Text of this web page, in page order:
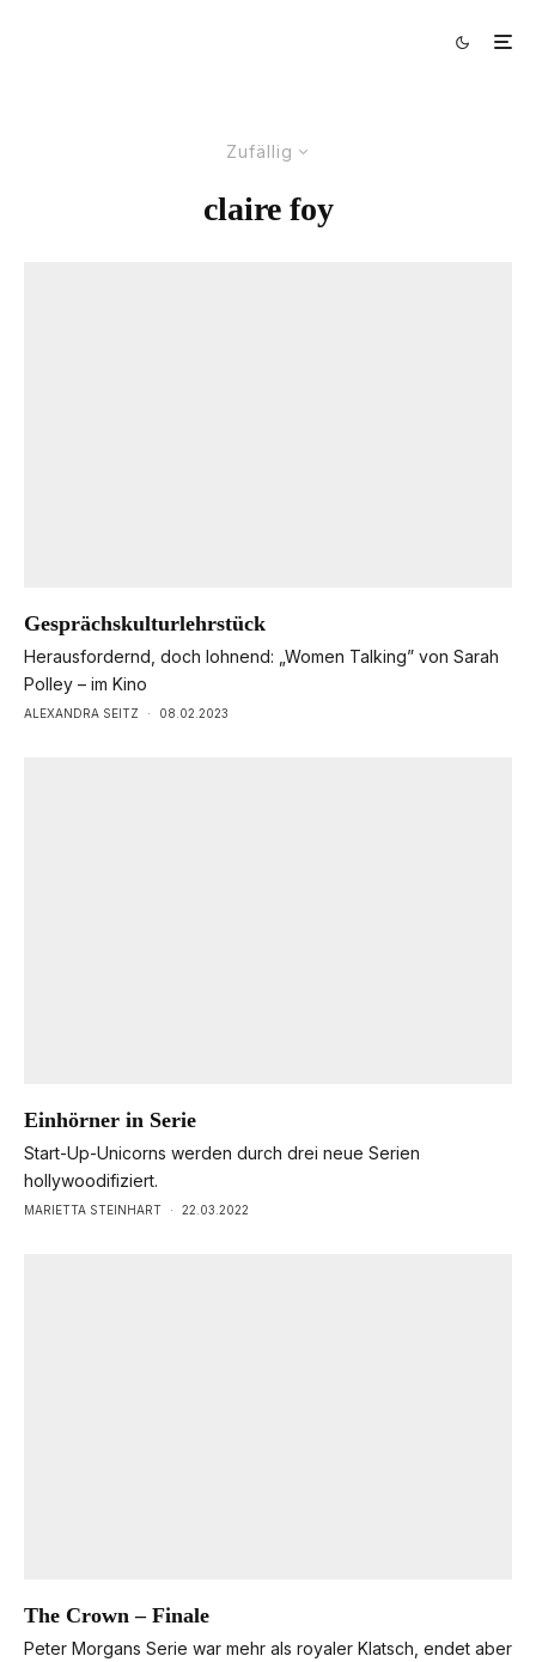
Zufällig
claire foy
Gesprächskulturlehrstück
Herausfordernd, doch lohnend: „Women Talking” von Sarah
Polley – im Kino
ALEXANDRA SEITZ · 08.02.2023
Einhörner in Serie
Start-Up-Unicorns werden durch drei neue Serien
hollywoodifiziert.
MARIETTA STEINHART · 22.03.2022
The Crown – Finale
Peter Morgans Serie war mehr als royaler Klatsch, endet aber